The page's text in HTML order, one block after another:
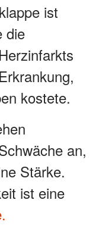
ist
die
kostete.
an,
Stärke.
ist eine